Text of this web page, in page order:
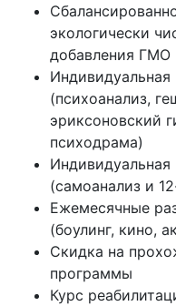
экологически
добавления ГМО
Индивидуальная
(психоанализ,
эриксоновский
психодрама)
Индивидуальная
(самоанализ и
Ежемесячные
(боулинг, кино,
Скидка на
программы
Курс